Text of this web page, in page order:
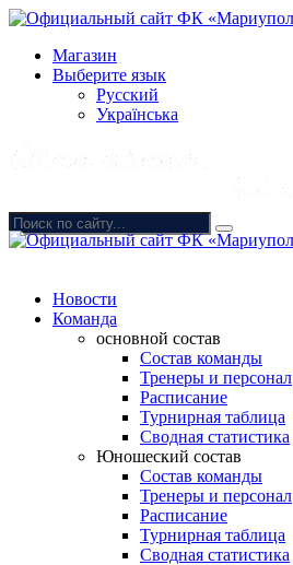
Магазин
Выберите язык
Русский
Українська
Новости
Команда
основной состав
Состав команды
Тренеры и персонал
Расписание
Турнирная таблица
Сводная статистика
Юношеский состав
Состав команды
Тренеры и персонал
Расписание
Турнирная таблица
Сводная статистика